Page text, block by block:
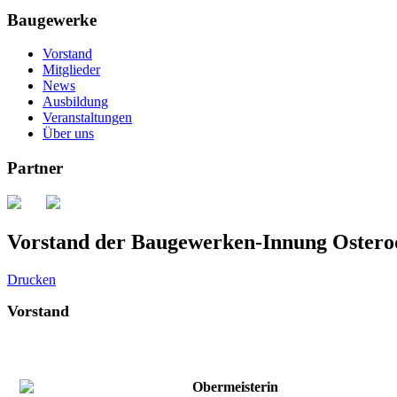
Baugewerke
Vorstand
Mitglieder
News
Ausbildung
Veranstaltungen
Über uns
Partner
Vorstand der Baugewerken-Innung
Drucken
Vorstand
Obermeisterin